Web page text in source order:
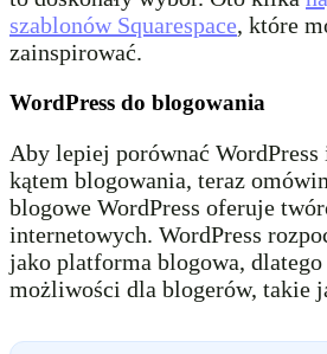
szablonów Squarespace, które
zainspirować.
WordPress do blogowania
Aby lepiej porównać WordPress
kątem blogowania, teraz
blogowe WordPress oferuje
internetowych. WordPress
jako platforma blogowa,
możliwości dla blogerów, takie